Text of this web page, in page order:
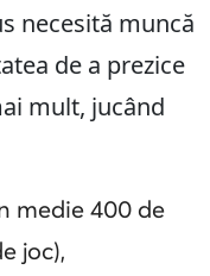
necesită muncă
de a prezice
mult, jucând
medie 400 de
joc),